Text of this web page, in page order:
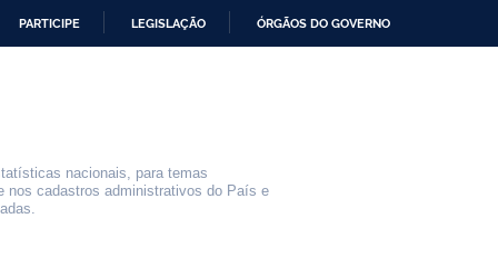
PARTICIPE LEGISLAÇÃO ÓRGÃOS DO GOVERNO
nacionais, para temas
cadastros administrativos do País e